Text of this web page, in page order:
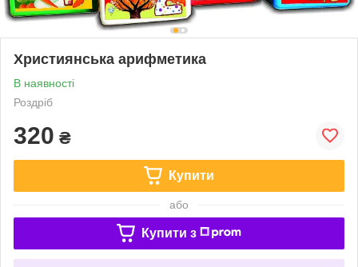
Християнська арифметика
В наявності
Роздріб
320 ₴
Купити
або
Купити з